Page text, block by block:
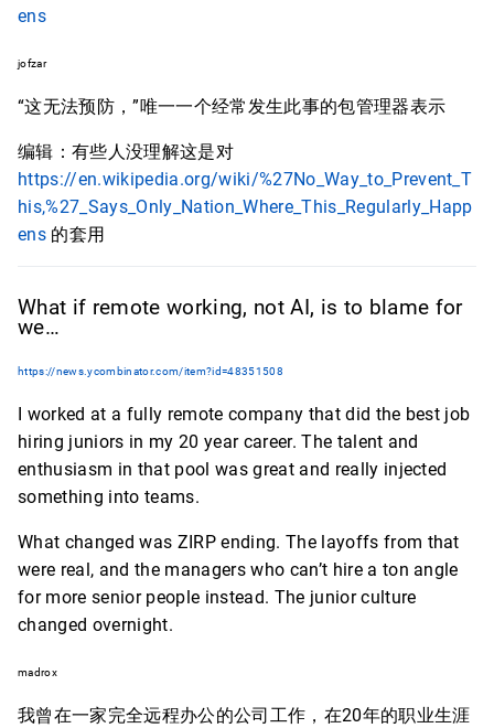
ens
jofzar
“这无法预防，”唯一一个经常发生此事的包管理器表示
编辑：有些人没理解这是对
https://en.wikipedia.org/wiki/%27No_Way_to_Prevent_T
his,%27_Says_Only_Nation_Where_This_Regularly_Happ
ens 的套用
What if remote working, not AI, is to blame for
we…
https://news.ycombinator.com/item?id=48351508
I worked at a fully remote company that did the best job
hiring juniors in my 20 year career. The talent and
enthusiasm in that pool was great and really injected
something into teams.
What changed was ZIRP ending. The layoffs from that
were real, and the managers who can’t hire a ton angle
for more senior people instead. The junior culture
changed overnight.
madrox
我曾在一家完全远程办公的公司工作，在20年的职业生涯